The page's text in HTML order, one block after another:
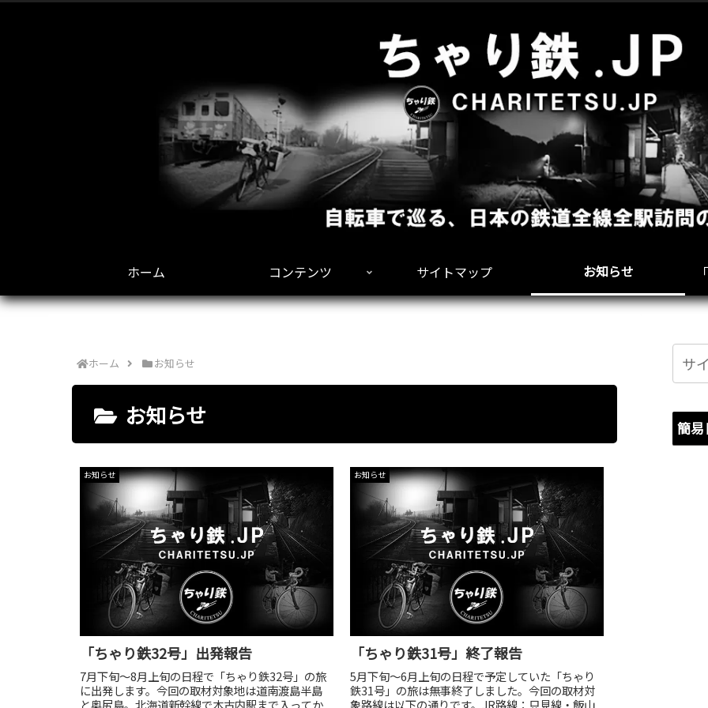
ホーム コンテンツ サイトマップ お知らせ
ホーム お知らせ
お知らせ
お知らせ
「ちゃり鉄32号」出発報告
7月下旬～8月上旬の日程で「ちゃり鉄32号」の旅
に出発します。今回の取材対象地は道南渡島半島
と奥尻島。北海道新幹線で木古内駅まで入ってか
お知らせ
「ちゃり鉄31号」終了報告
5月下旬～6月上旬の日程で予定していた「ちゃり
鉄31号」の旅は無事終了しました。今回の取材対
象路線は以下の通りです。JR路線：只見線・飯山
簡